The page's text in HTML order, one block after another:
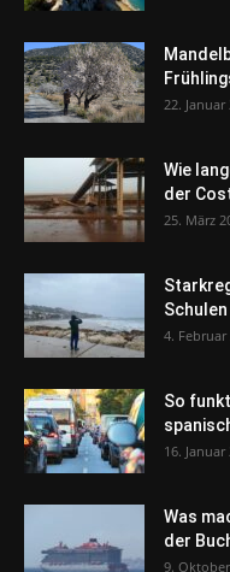
22. Januar
Wie
der
25. März
4. Februar
So
16. Januar
Was
der
9.